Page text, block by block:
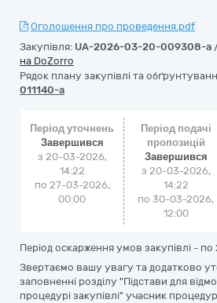
Оголошення про проведення.pdf
Закупівля: UA-2026-03-20-009308-a
на DoZorro
Рядок плану закупівлі та
011140-a
Період уточнень
Завершився
з 20-03-2026,
14:22
по 27-03-2026,
00:00
Період подачі
пропозицій
Завершився
з 20-03-2026,
14:22
по 30-03-2026,
12:00
Період оскарження умов закупівлі - по
Звертаємо вашу увагу та додатково
заповненні розділу "Підстави для
процедурі закупівлі" учасник